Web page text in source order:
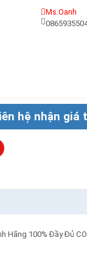
Ms.Oanh
hệ nhận giá
Hãng 100% Đầy Đủ